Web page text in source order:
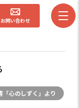
お問い合わせ
「心のしずく」より